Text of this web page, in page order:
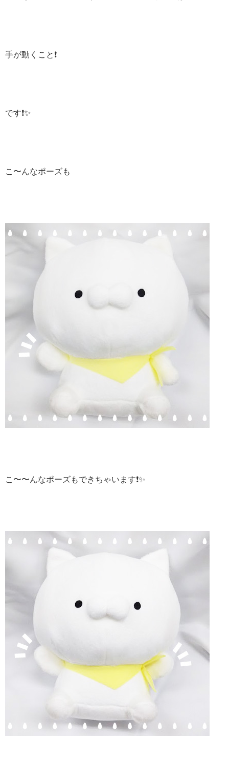
手が動くこと❗️
です❗️✨
こ〜んなポーズも
こ〜〜んなポーズもできちゃいます❗️✨